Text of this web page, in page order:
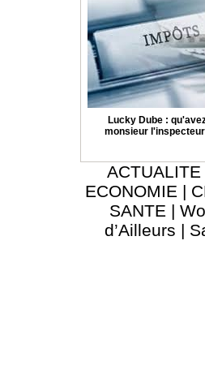
Lucky Dube :
monsieur
ACTUALITE
ECONOMIE |
SANTE |
d’Ailleurs |